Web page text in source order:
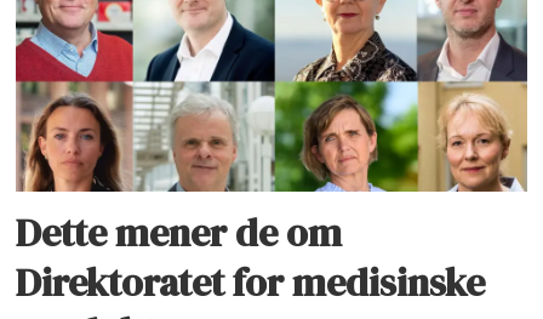
Dette mener de om
Direktoratet for medisinske